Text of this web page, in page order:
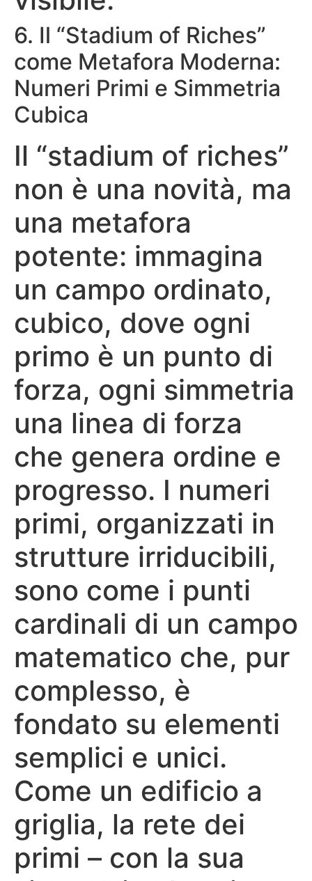
6. Il “Stadium of Riches”
come Metafora Moderna:
Numeri Primi e Simmetria
Cubica
Il “stadium of riches”
non è una novità, ma
una metafora
potente: immagina
un campo ordinato,
cubico, dove ogni
primo è un punto di
forza, ogni simmetria
una linea di forza
che genera ordine e
progresso. I numeri
primi, organizzati in
strutture irriducibili,
sono come i punti
cardinali di un campo
matematico che, pur
complesso, è
fondato su elementi
semplici e unici.
Come un edificio a
griglia, la rete dei
primi – con la sua